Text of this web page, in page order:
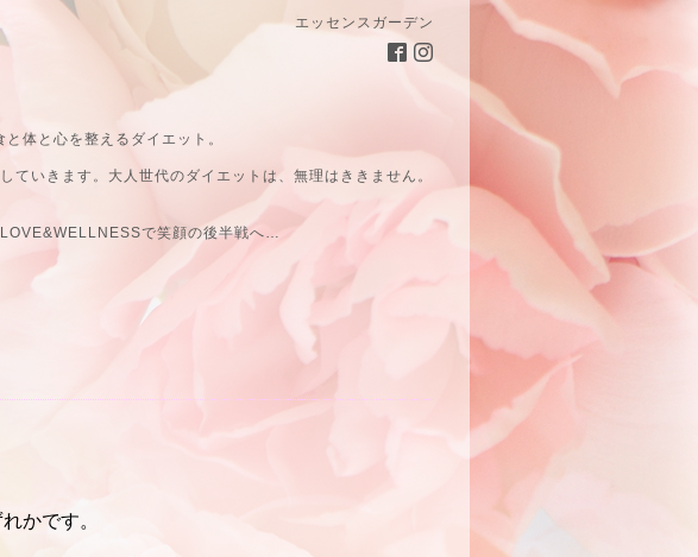
エッセンスガーデン
体と心を整えるダイエット。
いきます。大人世代のダイエットは、無理はききません。
で笑顔の後半戦へ…
かです。